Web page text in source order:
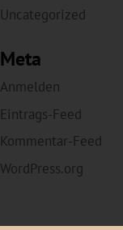
Uncategorized
Meta
Anmelden
Eintrags-Feed
Kommentar-Feed
WordPress.org